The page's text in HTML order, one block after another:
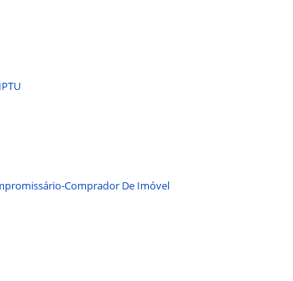
Comprador De Imóvel